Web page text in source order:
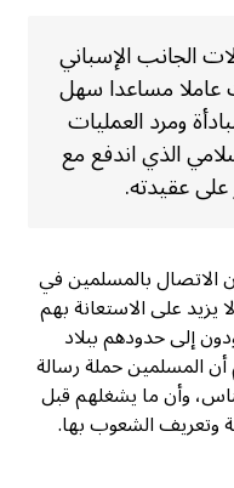
الجانب الإسباني
عاملا مساعدا سهل
ومرد العمليات
الذي اندفع مع
على عقيدته.
الاتصال بالمسلمين في
يزيد على الاستعانة بهم
إلى حدودهم ببلاد
المسلمين حملة رسالة
وأن ما يشغلهم قبل
وتعريف الشعوب بها.